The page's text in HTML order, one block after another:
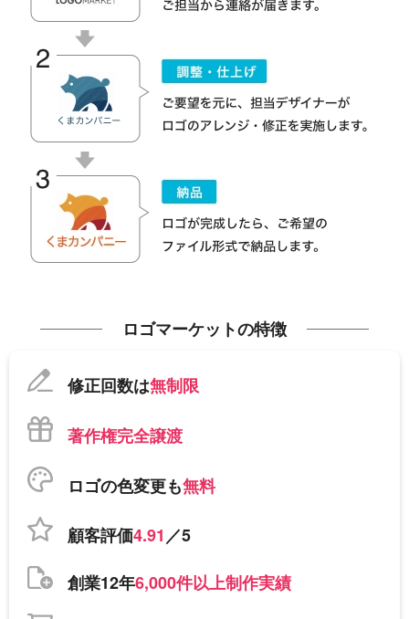
ロゴマーケットの特徴
修正回数は無制限
著作権完全譲渡
ロゴの色変更も無料
顧客評価4.91／5
創業12年6,000件以上制作実績